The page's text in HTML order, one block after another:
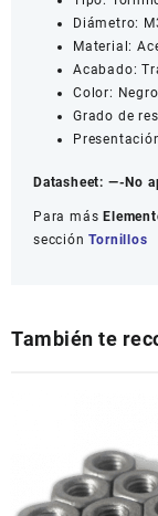
Diámetro:
Material:
Acabado:
Color:
Grado de
Datasheet: —-No
Para más
secciónTornillos
También te